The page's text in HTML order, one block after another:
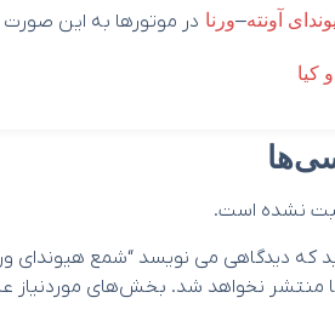
آونته–ورنا در موتورها به این صورت
کیا
نشده است.
دیدگاهی می نویسد “شمع هیوندای ورنا-آونته
منتشر نخواهد شد. بخش‌های موردنیاز